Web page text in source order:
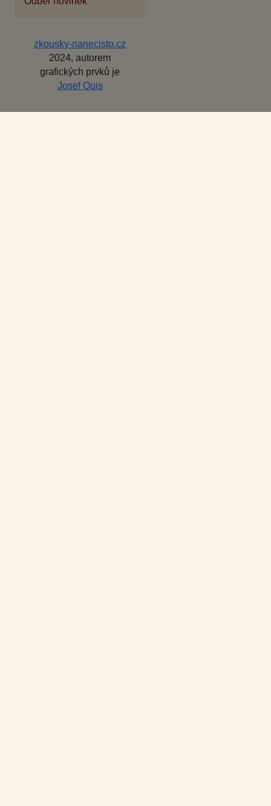
zkousky-nanecisto.cz
2024, autorem
grafických prvků je
Josef Quis